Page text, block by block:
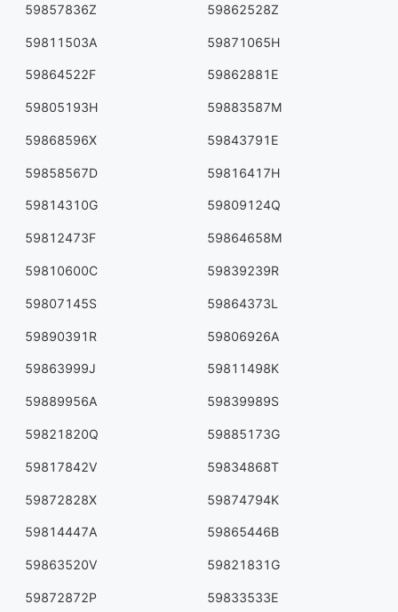
59857836Z 59862528Z
59811503A 59871065H
59864522F 59862881E
59805193H 59883587M
59868596X 59843791E
59858567D 59816417H
59814310G 59809124Q
59812473F 59864658M
59810600C 59839239R
59807145S 59864373L
59890391R 59806926A
59863999J 59811498K
59889956A 59839989S
59821820Q 59885173G
59817842V 59834868T
59872828X 59874794K
59814447A 59865446B
59863520V 59821831G
59872872P 59833533E